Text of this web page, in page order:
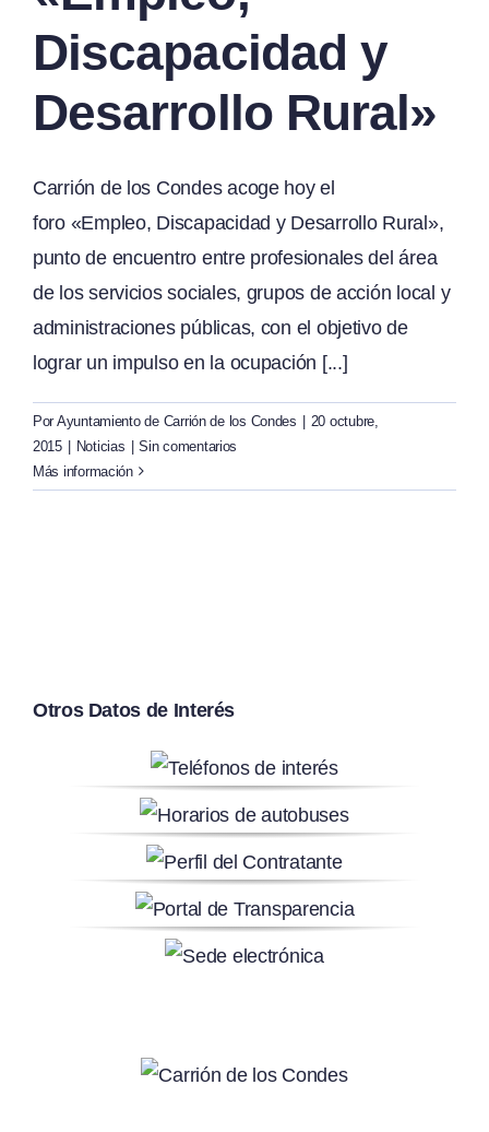
Discapacidad y
Desarrollo Rural»
Carrión de los Condes acoge hoy el
foro «Empleo, Discapacidad y Desarrollo Rural»,
punto de encuentro entre profesionales del área
de los servicios sociales, grupos de acción local y
administraciones públicas, con el objetivo de
lograr un impulso en la ocupación [...]
Por Ayuntamiento de Carrión de los Condes
20 octubre,
2015
Noticias
Sin comentarios
Más información
Otros Datos de Interés